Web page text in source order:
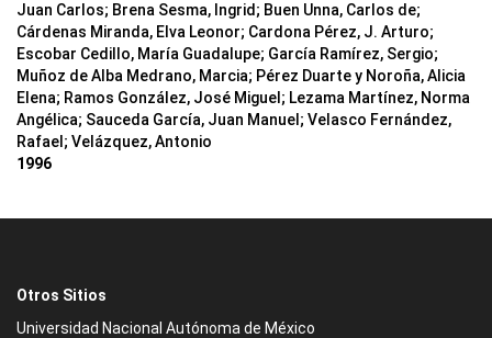
Juan Carlos; Brena Sesma, Ingrid; Buen Unna, Carlos de;
Cárdenas Miranda, Elva Leonor; Cardona Pérez, J. Arturo;
Escobar Cedillo, María Guadalupe; García Ramírez, Sergio;
Muñoz de Alba Medrano, Marcia; Pérez Duarte y Noroña, Alicia
Elena; Ramos González, José Miguel; Lezama Martínez, Norma
Angélica; Sauceda García, Juan Manuel; Velasco Fernández,
Rafael; Velázquez, Antonio
1996
Otros Sitios
Universidad Nacional Autónoma de México